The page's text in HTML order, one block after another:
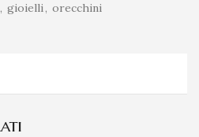
, gioielli, orecchini